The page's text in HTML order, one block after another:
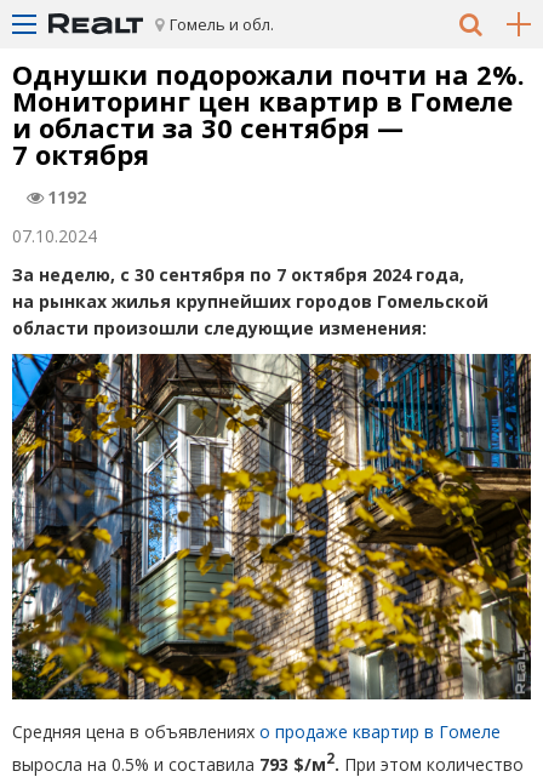
Гомель и обл.
Однушки подорожали почти на 2%.
Мониторинг цен квартир в Гомеле
и области за 30 сентября —
7 октября
1192
07.10.2024
За неделю, c 30 сентября по 7 октября 2024 года,
на рынках жилья крупнейших городов Гомельской
области произошли следующие изменения:
Средняя цена в объявлениях о продаже квартир в Гомеле
выросла на 0.5% и составила 793 $/м2. При этом количество